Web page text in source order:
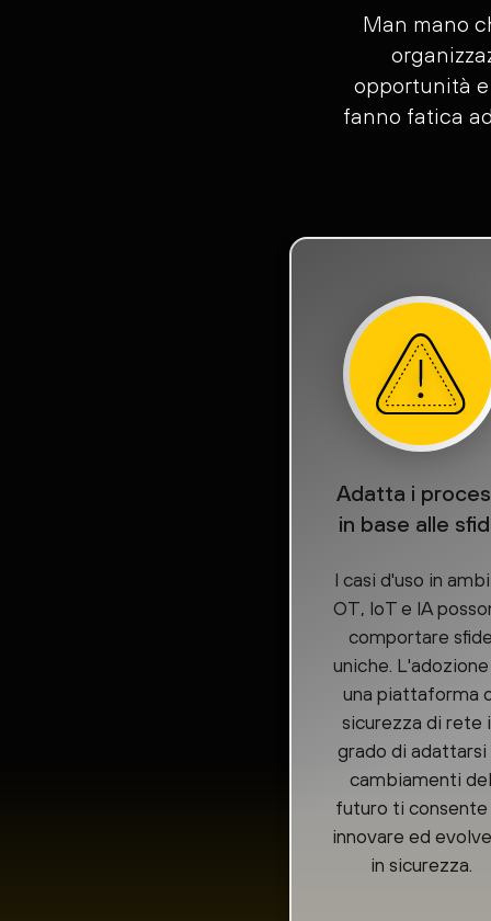
Man mano
opportunità
fanno fatica
Adatta i
in base alle
I casi d'uso in
OT, IoT e IA
comportare sfide
uniche.
una piattaforma
sicurezza di rete
grado di adattarsi
cambiamenti del
futuro ti consente
innovare ed
in sicurezza.